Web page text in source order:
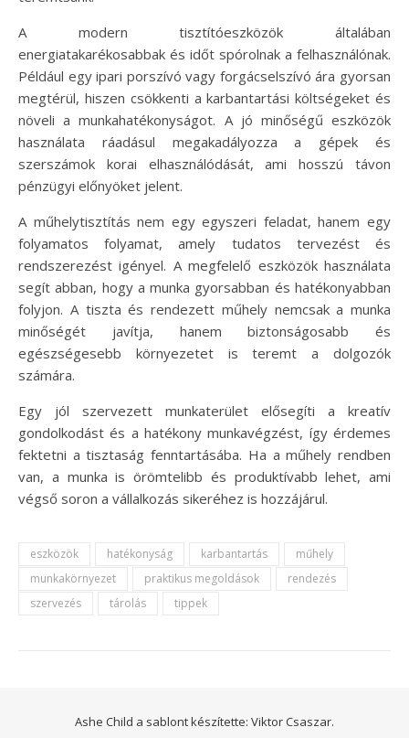
A modern tisztítóeszközök általában
energiatakarékosabbak és időt spórolnak a felhasználónak.
Például egy ipari porszívó vagy forgácselszívó ára gyorsan
megtérül, hiszen csökkenti a karbantartási költségeket és
növeli a munkahatékonyságot. A jó minőségű eszközök
használata ráadásul megakadályozza a gépek és
szerszámok korai elhasználódását, ami hosszú távon
pénzügyi előnyöket jelent.
A műhelytisztítás nem egy egyszeri feladat, hanem egy
folyamatos folyamat, amely tudatos tervezést és
rendszerezést igényel. A megfelelő eszközök használata
segít abban, hogy a munka gyorsabban és hatékonyabban
folyjon. A tiszta és rendezett műhely nemcsak a munka
minőségét javítja, hanem biztonságosabb és
egészségesebb környezetet is teremt a dolgozók
számára.
Egy jól szervezett munkaterület elősegíti a kreatív
gondolkodást és a hatékony munkavégzést, így érdemes
fektetni a tisztaság fenntartásába. Ha a műhely rendben
van, a munka is örömtelibb és produktívabb lehet, ami
végső soron a vállalkozás sikeréhez is hozzájárul.
eszközök hatékonyság karbantartás
műhely
munkakörnyezet
praktikus megoldások
rendezés
szervezés
tárolás tippek
Ashe Child a sablont készítette: Viktor Csaszar.